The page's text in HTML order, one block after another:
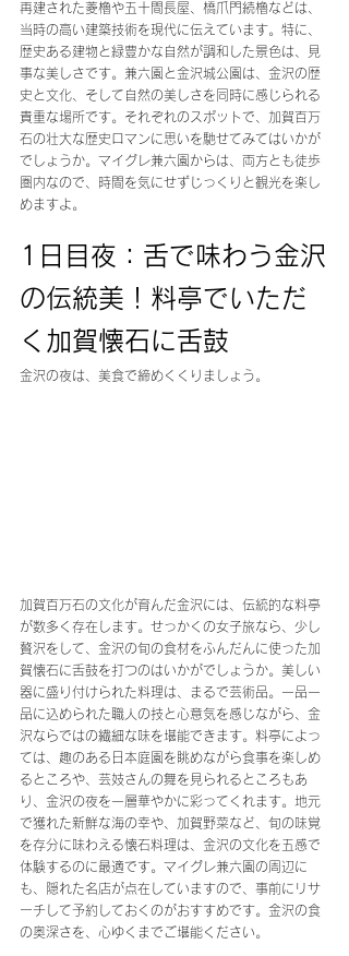
再建された菱櫓や五十間長屋、橋爪門続櫓などは、
当時の高い建築技術を現代に伝えています。特に、
歴史ある建物と緑豊かな自然が調和した景色は、見
事な美しさです。兼六園と金沢城公園は、金沢の歴
史と文化、そして自然の美しさを同時に感じられる
貴重な場所です。それぞれのスポットで、加賀百万
石の壮大な歴史ロマンに思いを馳せてみてはいかが
でしょうか。マイグレ兼六園からは、両方とも徒歩
圏内なので、時間を気にせずじっくりと観光を楽し
めますよ。
1日目夜：舌で味わう金沢
の伝統美！料亭でいただ
く加賀懐石に舌鼓
金沢の夜は、美食で締めくくりましょう。
加賀百万石の文化が育んだ金沢には、伝統的な料亭
が数多く存在します。せっかくの女子旅なら、少し
贅沢をして、金沢の旬の食材をふんだんに使った加
賀懐石に舌鼓を打つのはいかがでしょうか。美しい
器に盛り付けられた料理は、まるで芸術品。一品一
品に込められた職人の技と心意気を感じながら、金
沢ならではの繊細な味を堪能できます。料亭によっ
ては、趣のある日本庭園を眺めながら食事を楽しめ
るところや、芸妓さんの舞を見られるところもあ
り、金沢の夜を一層華やかに彩ってくれます。地元
で獲れた新鮮な海の幸や、加賀野菜など、旬の味覚
を存分に味わえる懐石料理は、金沢の文化を五感で
体験するのに最適です。マイグレ兼六園の周辺に
も、隠れた名店が点在していますので、事前にリサ
ーチして予約しておくのがおすすめです。金沢の食
の奥深さを、心ゆくまでご堪能ください。